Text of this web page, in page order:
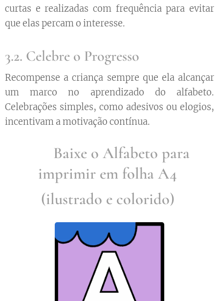
curtas e realizadas com frequência para evitar
que elas percam o interesse.
3.2. Celebre o Progresso
Recompense a criança sempre que ela alcançar
um marco no aprendizado do alfabeto.
Celebrações simples, como adesivos ou elogios,
incentivam a motivação contínua.
➡️ Baixe o Alfabeto para
imprimir em folha A4
(ilustrado e colorido)